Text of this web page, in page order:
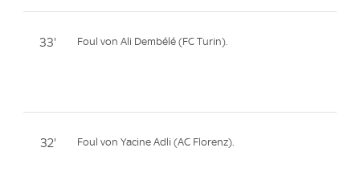
33' Foul von Ali Dembélé (FC Turin).
32' Foul von Yacine Adli (AC Florenz).